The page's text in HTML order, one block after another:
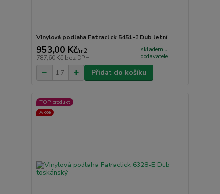
Vinylová podlaha Fatraclick 5451-3 Dub letní
953,00 Kč/m2
787,60 Kč bez DPH
skladem u
dodavatele
Přidat do košíku
TOP produkt
Akce